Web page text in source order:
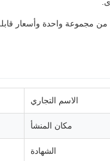
من مجموعة واحدة وأسعار
الاسم التجاري
مكان المنشأ
الشهادة